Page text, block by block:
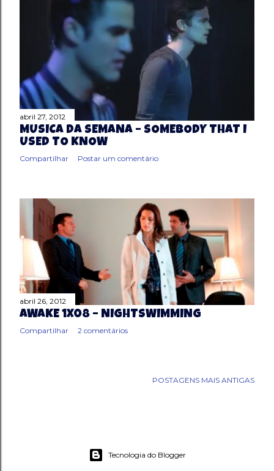
abril 27, 2012
MÚSICA DA SEMANA – SOMEBODY THAT I
USED TO KNOW
Compartilhar Postar um comentário
abril 26, 2012
AWAKE 1X08 – NIGHTSWIMMING
Compartilhar 2 comentários
POSTAGENS MAIS ANTIGAS
Tecnologia do Blogger